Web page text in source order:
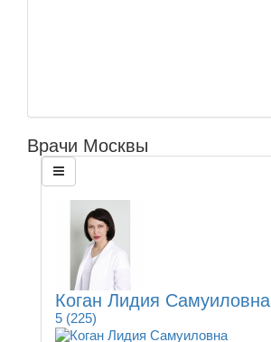
Врачи Москвы
Коган Лидия Самуиловна
5 (225)